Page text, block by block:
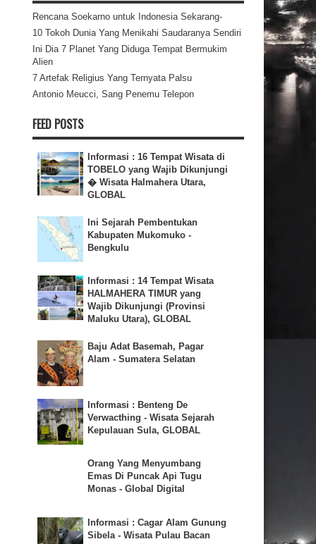
Rencana Soekarno untuk Indonesia Sekarang-
10 Tokoh Dunia Yang Menikahi Saudaranya Sendiri
Ini Dia 7 Planet Yang Diduga Tempat Bermukim
Alien
7 Artefak Religius Yang Ternyata Palsu
Antonio Meucci, Sang Penemu Telepon
FEED POSTS
Informasi : 16 Tempat Wisata di
TOBELO yang Wajib Dikunjungi
� Wisata Halmahera Utara,
GLOBAL
Ini Sejarah Pembentukan
Kabupaten Mukomuko -
Bengkulu
Informasi : 14 Tempat Wisata
HALMAHERA TIMUR yang
Wajib Dikunjungi (Provinsi
Maluku Utara), GLOBAL
Baju Adat Basemah, Pagar
Alam - Sumatera Selatan
Informasi : Benteng De
Verwacthing - Wisata Sejarah
Kepulauan Sula, GLOBAL
Orang Yang Menyumbang
Emas Di Puncak Api Tugu
Monas - Global Digital
Informasi : Cagar Alam Gunung
Sibela - Wisata Pulau Bacan